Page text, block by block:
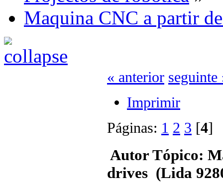
Maquina CNC a partir
« anterior seguinte
Imprimir
Páginas: 1 2 3 [4
AutorTópico:
drives (Lida